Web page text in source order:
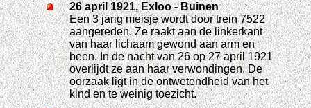
26 april 1921, Exloo - Buinen
Een 3 jarig meisje wordt door trein 7522
aangereden. Ze raakt aan de linkerkant
van haar lichaam gewond aan arm en
been. In de nacht van 26 op 27 april 1921
overlijdt ze aan haar verwondingen. De
oorzaak ligt in de ontwetendheid van het
kind en te weinig toezicht.